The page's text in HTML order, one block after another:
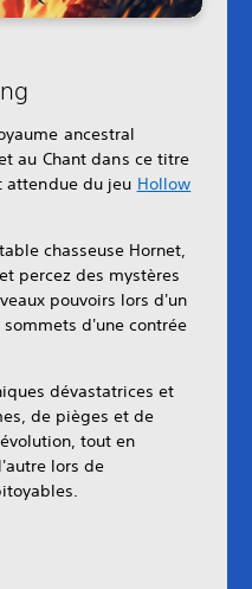
ancestral
au Chant dans ce titre
attendue du jeu Hollow
chasseuse Hornet,
percez des mystères
pouvoirs lors d'un
d'une contrée
dévastatrices et
de pièges et de
tout en
lors de